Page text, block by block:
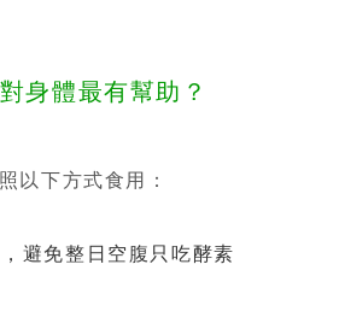
身體最有幫助？
以下方式食用：
避免整日空腹只吃酵素